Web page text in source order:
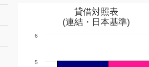
貸借対照表
(連結・日本基準)
5
6